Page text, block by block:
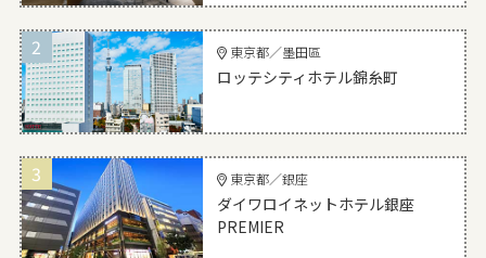
2 東京都／墨田區
ロッテシティホテル錦糸町
3 東京都／銀座
ダイワロイネットホテル銀座
PREMIER